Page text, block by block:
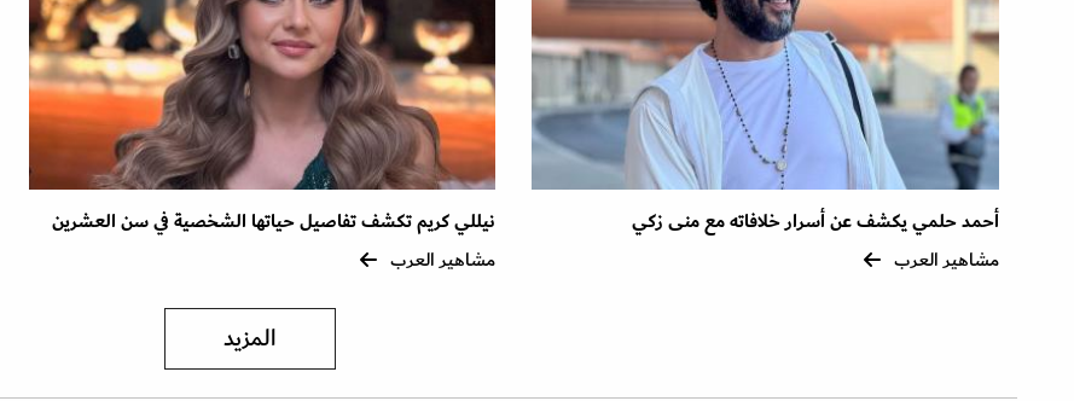
أحمد حلمي يكشف عن أسرار خلافاته مع منى زكي
مشاهير العرب
نيللي كريم تكشف تفاصيل حياتها الشخصية في سن العشرين
مشاهير العرب
المزيد